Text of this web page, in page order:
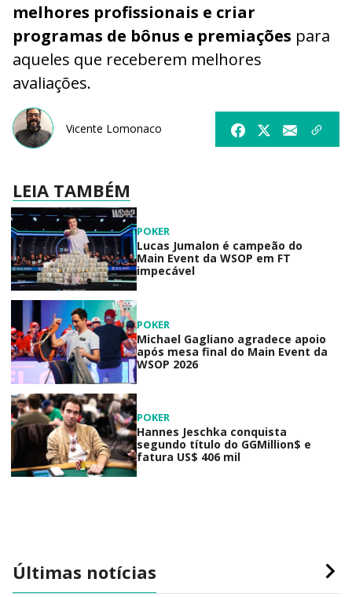
melhores profissionais e criar
programas de bônus e premiações para
aqueles que receberem melhores
avaliações.
Vicente Lomonaco
LEIA TAMBÉM
POKER
Lucas Jumalon é campeão do
Main Event da WSOP em FT
impecável
POKER
Michael Gagliano agradece apoio
após mesa final do Main Event da
WSOP 2026
POKER
Hannes Jeschka conquista
segundo título do GGMillion$ e
fatura US$ 406 mil
Últimas notícias